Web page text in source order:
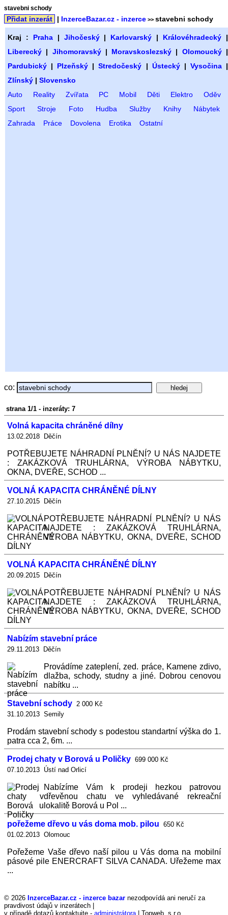
stavebni schody
Přidat inzerát | InzerceBazar.cz - inzerce >> stavebni schody
Kraj : Praha| Jihočeský| Karlovarský | Královéhradecký |
Liberecký | Jihomoravský| Moravskoslezský | Olomoucký|
Pardubický | Plzeňský |Stredočeský | Ústecký| Vysočina|
Zlínský | Slovensko
Auto
Reality Zvířata PC Mobil Děti Elektro
Oděv
Sport
Stroje Foto Hudba Služby Knihy
Nábytek
Zahrada
Práce Dovolena Erotika Ostatní
co:
strana 1/1 - inzeráty: 7
Volná kapacita chráněné dílny
13.02.2018 Děčín
POTŘEBUJETE NÁHRADNÍ PLNĚNÍ? U NÁS NAJDETE
: ZAKÁZKOVÁ TRUHLÁRNA, VÝROBA NÁBYTKU,
OKNA, DVEŘE, SCHOD ...
VOLNÁ KAPACITA CHRÁNĚNÉ DÍLNY
27.10.2015 Děčín
POTŘEBUJETE NÁHRADNÍ PLNĚNÍ? U NÁS
NAJDETE : ZAKÁZKOVÁ TRUHLÁRNA,
VÝROBA NÁBYTKU, OKNA, DVEŘE, SCHOD
...
VOLNÁ KAPACITA CHRÁNĚNÉ DÍLNY
20.09.2015 Děčín
POTŘEBUJETE NÁHRADNÍ PLNĚNÍ? U NÁS
NAJDETE : ZAKÁZKOVÁ TRUHLÁRNA,
VÝROBA NÁBYTKU, OKNA, DVEŘE, SCHOD
...
Nabízím stavební práce
29.11.2013 Děčín
Provádíme zateplení, zed. práce, Kamene zdivo,
dlažba, schody, studny a jiné. Dobrou cenovou
nabítku ...
Stavební schody 2 000 Kč
31.10.2013 Semily
Prodám stavební schody s podestou standartní výška do 1.
patra cca 2, 6m. ...
Prodej chaty v Borová u Poličky 699 000 Kč
07.10.2013 Ústí nad Orlicí
Nabízíme Vám k prodeji hezkou patrovou
dřevěnou chatu ve vyhledávané rekreační
lokalitě Borová u Pol ...
pořežeme dřevo u vás doma mob. pilou 650 Kč
01.02.2013 Olomouc
Pořežeme Vaše dřevo naší pilou u Vás doma na mobilní
pásové pile ENERCRAFT SILVA CANADA. Uřežeme max
...
© 2026 InzerceBazar.cz - inzerce bazar nezodpovídá ani neručí za
pravdivost údajů v inzerátech |
v případě dotazů kontaktujte - administrátora | Topweb, s.r.o.